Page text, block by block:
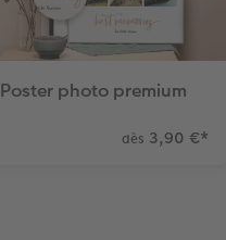
Poster photo premium
dès 3,90 €*